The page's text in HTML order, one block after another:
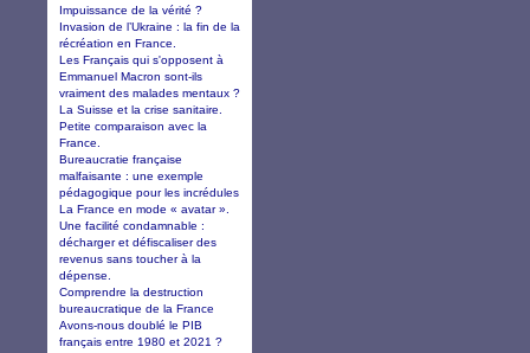
Impuissance de la vérité ?
Invasion de l’Ukraine : la fin de la
récréation en France.
Les Français qui s'opposent à
Emmanuel Macron sont-ils
vraiment des malades mentaux ?
La Suisse et la crise sanitaire.
Petite comparaison avec la
France.
Bureaucratie française
malfaisante : une exemple
pédagogique pour les incrédules
La France en mode « avatar ».
Une facilité condamnable :
décharger et défiscaliser des
revenus sans toucher à la
dépense.
Comprendre la destruction
bureaucratique de la France
Avons-nous doublé le PIB
français entre 1980 et 2021 ?